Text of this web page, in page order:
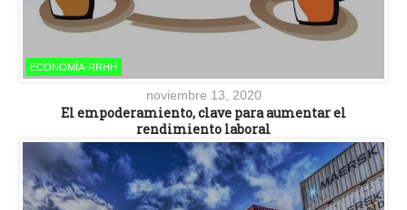
ECONOMÍA-RRHH
noviembre 13, 2020
El empoderamiento, clave para aumentar el
rendimiento laboral